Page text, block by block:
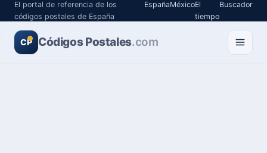
El portal de referencia de los
códigos postales de España
EspañaMéxicoEl
tiempo
Buscador
CP Códigos Postales.com